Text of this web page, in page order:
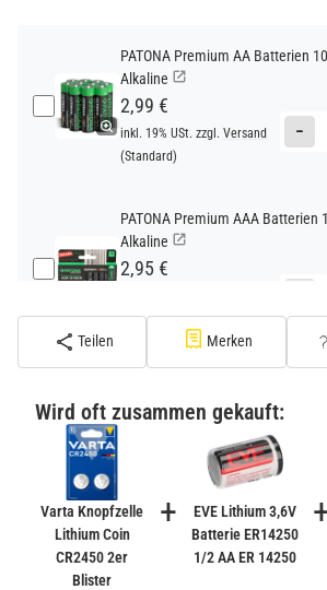
PATONA Premium AA Batterien
Alkaline
2,99 €
inkl. 19% USt. zzgl. Versand
(Standard)
−
PATONA Premium AAA Batterien
Alkaline
2,95 €
(Standard)
Lithium
inkl. 19% USt. zzgl.Versand
(Gefahrgut UN3090 Versand
gem. SV188 ADR)
Verbatim Cool'n'Go AirJet
Teilen Merken
Wird oft zusammen gekauft:
Varta Knopfzelle
Lithium Coin
CR2450 2er
Blister
+
EVE Lithium 3,6V
Batterie ER14250
1/2 AA ER 14250